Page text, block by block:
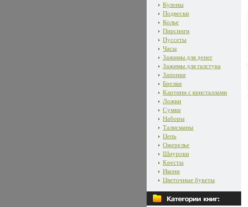
Кулоны
Подвески
Колье
Пирсинги
Пуссеты
Часы
Зажимы для денег
Зажимы для галстука
Запонки
Брелки
Картини с кристаллами
Ложки
Сумки
Наборы
Талисманы
Цепь
Ожерелье
Шнуроки
Кресты
Икони
Цветочные букеты